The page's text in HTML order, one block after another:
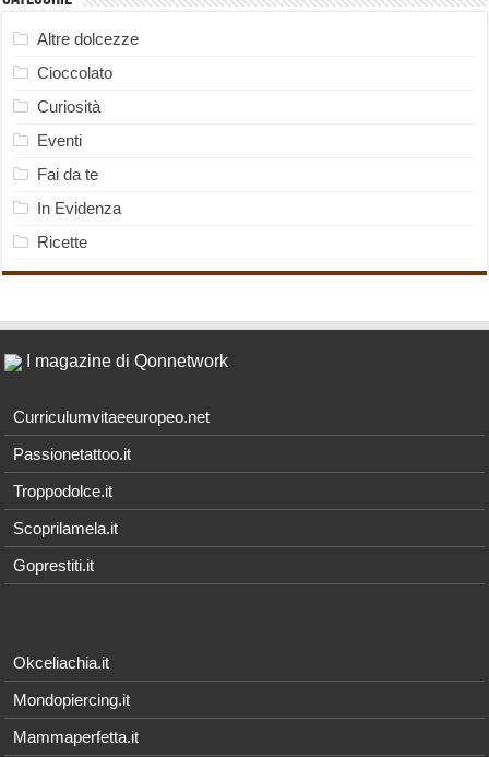
Altre dolcezze
Cioccolato
Curiosità
Eventi
Fai da te
In Evidenza
Ricette
I magazine di Qonnetwork
Curriculumvitaeeuropeo.net
Passionetattoo.it
Troppodolce.it
Scoprilamela.it
Goprestiti.it
Okceliachia.it
Mondopiercing.it
Mammaperfetta.it